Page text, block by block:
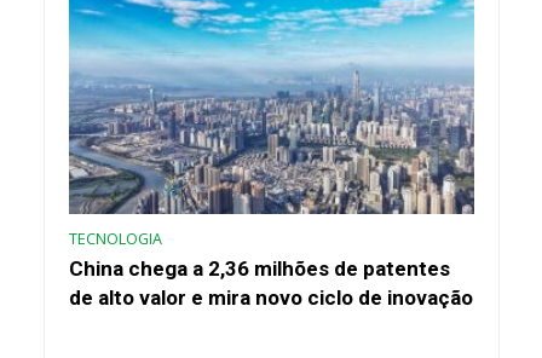
TECNOLOGIA
China chega a 2,36 milhões de patentes
de alto valor e mira novo ciclo de inovação